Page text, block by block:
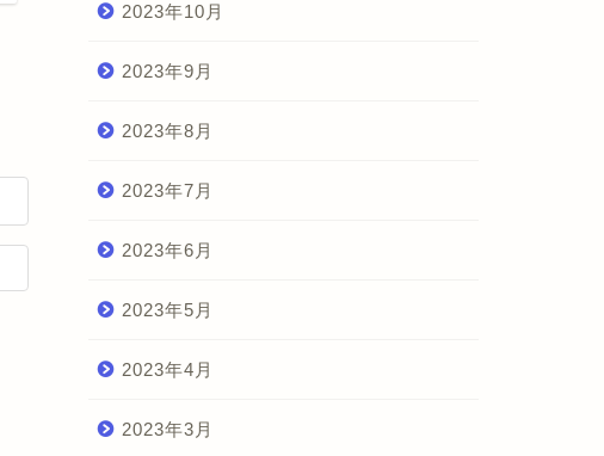
2023年10月
2023年9月
2023年8月
2023年7月
2023年6月
2023年5月
2023年4月
2023年3月